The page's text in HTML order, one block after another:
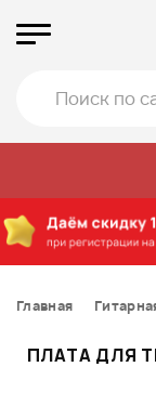
Главная
ПЛАТА ДЛЯ